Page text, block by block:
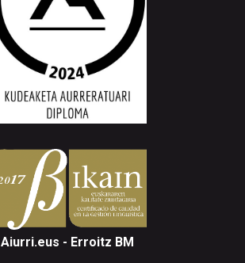
Aiurri.eus - Erroitz BM